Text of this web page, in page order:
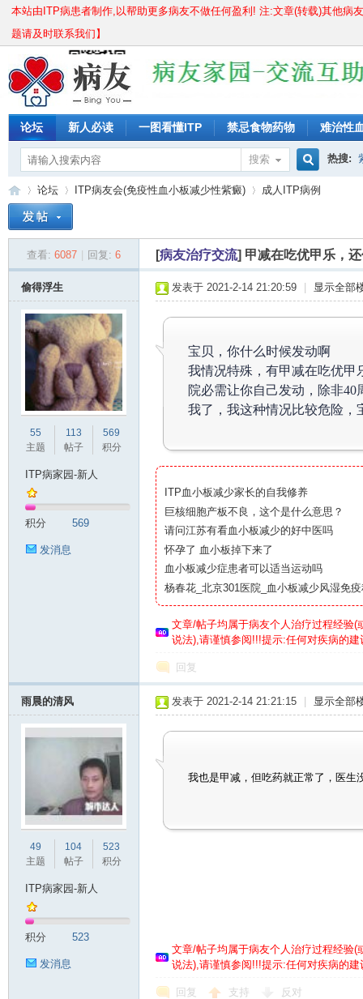
本站由ITP病患者制作,以帮助更多病友不做任何盈利! 注:文章(转载)其他
题请及时联系我们】
论坛 新人必读 一图看懂ITP 禁忌食物药物 难治性
儿童痊愈分享 长期激素无效怎么办? 紫
搜索
搜
索
热搜:
论坛
›
ITP病友会(免疫性血小板减少性紫癜)
›
成人ITP病例
查看: 6087 回复: 6 [病友治疗交流] 甲减在吃优甲乐，
偷得浮生
55
主题
113
帖子
569
积分
ITP病家园-新人
积分 569
发消息
发表于 2021-2-14 21:20:59 显示全部
宝贝，你什么时候发动啊
我情况特殊，有甲减在吃优甲
院必需让你自己发动，除非
我了，我这种情况比较危险，
ITP血小板减少家长的自我修养
巨核细胞产板不良，这个是什么意思？
请问江苏有看血小板减少的好中医吗
怀孕了 血小板掉下来了
血小板减少症患者可以适当运动吗
杨春花_北京301医院_血小板减少风湿免
文章/帖子均属于病友个人治疗过程经验(
说法),请谨慎参阅!!!提示:任何对疾病的
回复
雨晨的清风
49
主题
104
帖子
523
积分
ITP病家园-新人
积分 523
发消息
发表于 2021-2-14 21:21:15 显示全部
我也是甲减，但吃药就正常了，医生
文章/帖子均属于病友个人治疗过程经验(
说法),请谨慎参阅!!!提示:任何对疾病的
回复 支持 反对